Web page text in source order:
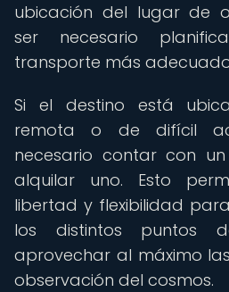
ubicación del lugar de
ser necesario
transporte más
Si el destino está
remota o de difícil
necesario contar con
alquilar uno. Esto
libertad y flexibilidad
los distintos puntos
aprovechar al máximo
observación del cosmos.